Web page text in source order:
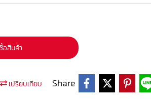
อสินค้า
เปรียบเทียบ Share